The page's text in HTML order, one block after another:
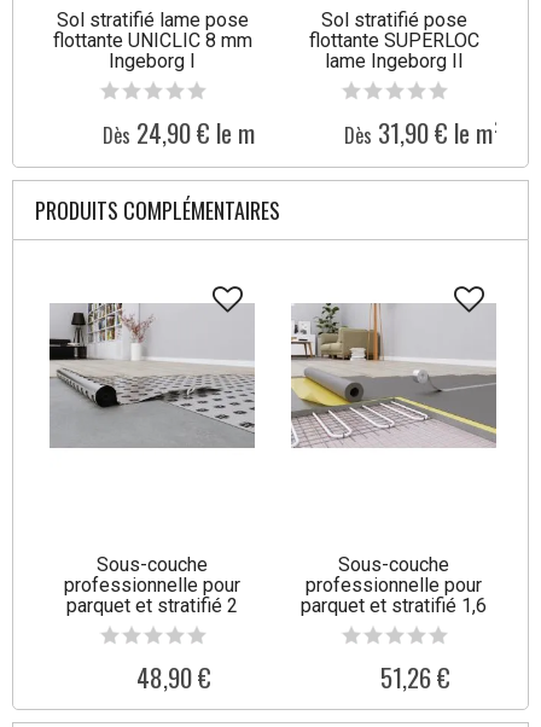
Sol stratifié lame pose
flottante UNICLIC 8 mm
Ingeborg I
Dès 24,90 € le m²
Sol stratifié pose
flottante SUPERLOC
lame Ingeborg II
Dès 31,90 € le m²
PRODUITS COMPLÉMENTAIRES
Sous-couche
professionnelle pour
parquet et stratifié 2
mm Helmut
48,90 €
Sous-couche
professionnelle pour
parquet et stratifié 1,6
mm August
51,26 €